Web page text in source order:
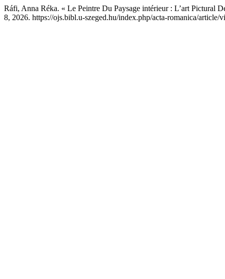
Ráfi, Anna Réka. « Le Peintre Du Paysage intérieur : L’art Pictural
8, 2026. https://ojs.bibl.u-szeged.hu/index.php/acta-romanica/article/